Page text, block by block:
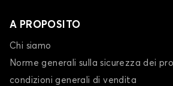
A PROPOSITO
Chi siamo
Norme generali sulla sicurezza dei
condizioni generali di vendita